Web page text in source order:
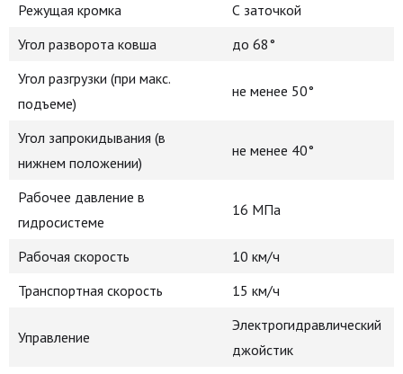
Режущая кромка
С заточкой
Угол разворота ковша
до 68°
Угол разгрузки (при макс.
подъеме)
не менее 50°
Угол запрокидывания (в
нижнем положении)
не менее 40°
Рабочее давление в
гидросистеме
16 МПа
Рабочая скорость
10 км/ч
Транспортная скорость
15 км/ч
Управление
Электрогидравлический
джойстик